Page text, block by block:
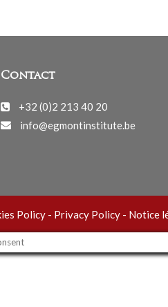
Contact
+32 (0)2 213 40 20
info@egmontinstitute.be
Policy- Privacy Policy- Notice